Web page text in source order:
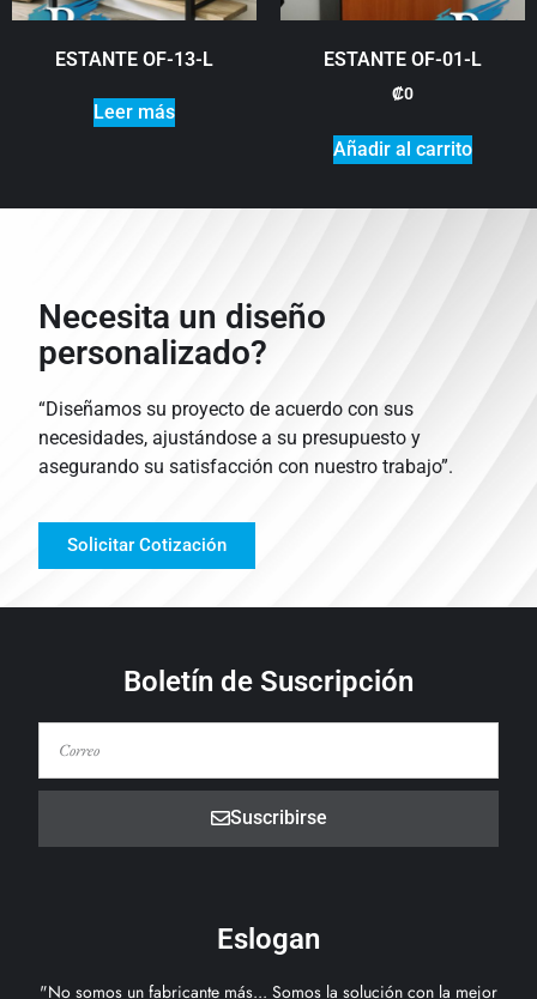
ESTANTE OF-13-L
Leer más
ESTANTE OF-01-L
₡0
Añadir al carrito
Necesita un diseño
personalizado?
“Diseñamos su proyecto de acuerdo con sus
necesidades, ajustándose a su presupuesto y
asegurando su satisfacción con nuestro trabajo”.
Solicitar Cotización
Boletín de Suscripción
Suscribirse
Eslogan
"No somos un fabricante más... Somos la solución con la mejor